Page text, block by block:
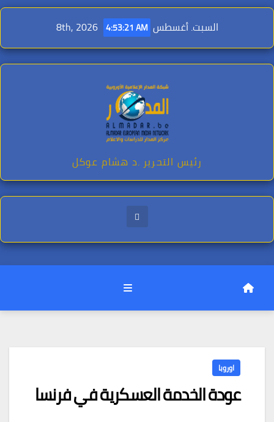
Skip
content
السبت. أغسطس 8th, 2026 4:53:22 AM
رئيس التحرير .د هشام عوكل
اوروبا
عودة الخدمة العسكرية في فرنسا